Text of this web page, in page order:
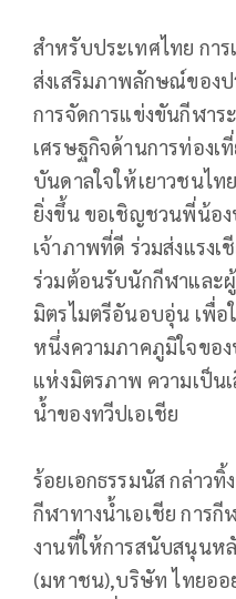
สำหรับประเทศไทย กา
ส่งเสริมภาพลักษณ์ของ
การจัดการแข่งขันกีฬา
เศรษฐกิจด้านการท่องเ
บันดาลใจให้เยาวชนไ
ยิ่งขึ้น ขอเชิญชวนพี่น้อ
เจ้าภาพที่ดี ร่วมส่งแรง
ร่วมต้อนรับนักกีฬาและ
มิตรไมตรีอันอบอุ่น เพื่อ
หนึ่งความภาคภูมิใจของ
แห่งมิตรภาพ ความเป็น
น้ำของทวีปเอเชีย
ร้อยเอกธรรมนัส กล่าว
กีฬาทางน้ำเอเชีย การ
งานที่ให้การสนับสนุนห
(มหาชน),บริษัท ไทยออ